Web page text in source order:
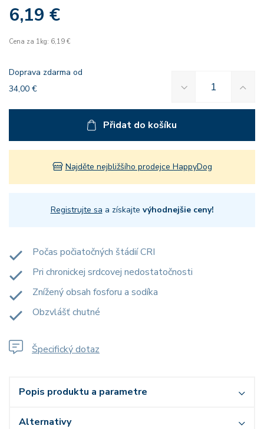
6,19 €
Cena za 1kg: 6,19 €
Doprava zdarma od
34,00 €
Přidat do košíku
Najděte nejbližšího prodejce HappyDog
Registrujte sa a získajte výhodnejšie ceny!
Počas počiatočných štádií CRI
Pri chronickej srdcovej nedostatočnosti
Znížený obsah fosforu a sodíka
Obzvlášť chutné
Špecifický dotaz
Popis produktu a parametre
Alternativy